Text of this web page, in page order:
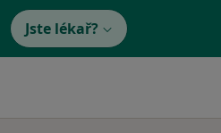
Jste lékař?